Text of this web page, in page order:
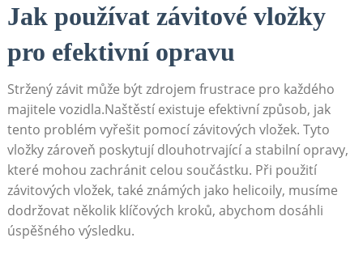
Jak používat závitové vložky
pro efektivní opravu
Stržený závit může být zdrojem frustrace pro každého
majitele vozidla.Naštěstí existuje efektivní způsob, jak
tento problém vyřešit pomocí závitových vložek. Tyto
vložky zároveň poskytují dlouhotrvající a stabilní opravy,
které mohou zachránit celou součástku. Při použití
závitových vložek, také známých jako helicoily, musíme
dodržovat několik klíčových kroků, abychom dosáhli
úspěšného výsledku.